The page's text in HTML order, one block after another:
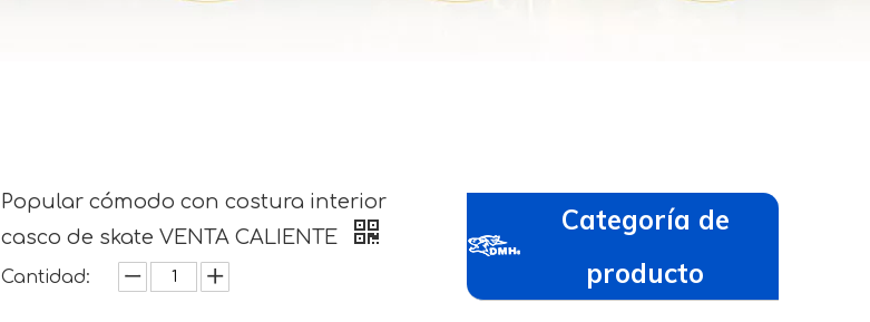
Popular cómodo con costura interior
casco de skate VENTA CALIENTE
Cantidad:
Categoría de
producto